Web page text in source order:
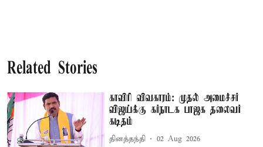
Related Stories
காவிரி விவகாரம்: முதல் அமைச்சர்
விஜய்க்கு கர்நாடக பாஜக தலைவர்
கடிதம்
தினத்தந்தி 02 Aug 2026